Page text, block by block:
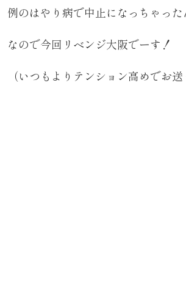
例のはやり病で中止になっちゃった
なので今回リベンジ大阪でーす！
（いつもよりテンション高めでお送